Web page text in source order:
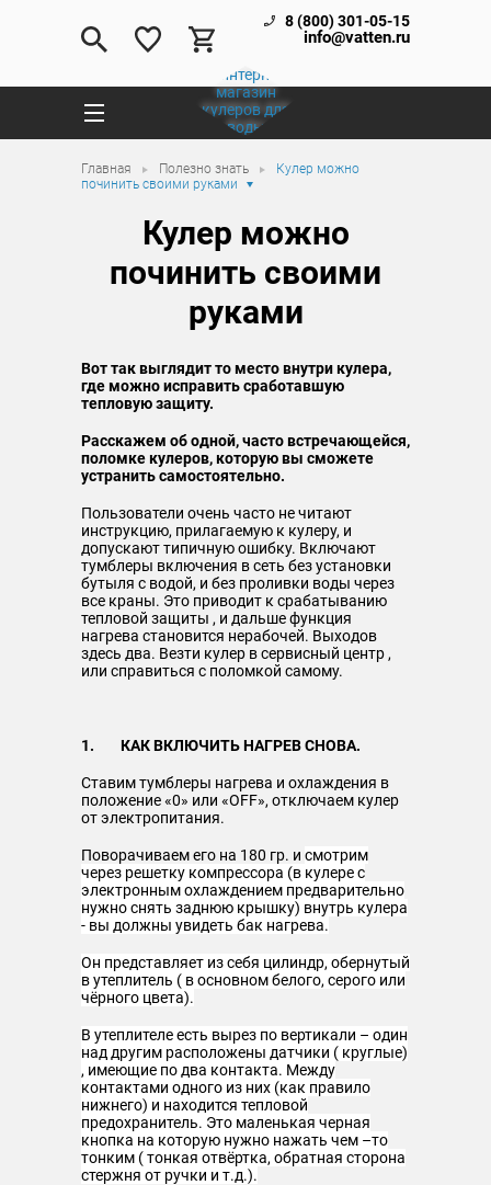
8 (800) 301-05-15
info@vatten.ru
Главная Полезно знать
Кулер можно
починить своими руками
Кулер можно
починить своими
руками
Вот так выглядит то место внутри кулера,
где можно исправить сработавшую
тепловую защиту.
Расскажем об одной, часто встречающейся,
поломке кулеров, которую вы сможете
устранить самостоятельно.
Пользователи очень часто не читают
инструкцию, прилагаемую к кулеру, и
допускают типичную ошибку. Включают
тумблеры включения в сеть без установки
бутыля с водой, и без проливки воды через
все краны. Это приводит к срабатыванию
тепловой защиты , и дальше функция
нагрева становится нерабочей. Выходов
здесь два. Везти кулер в сервисный центр ,
или справиться с поломкой самому.
1. КАК ВКЛЮЧИТЬ НАГРЕВ СНОВА.
Ставим тумблеры нагрева и охлаждения в
положение «0» или «OFF», отключаем кулер
от электропитания.
Поворачиваем его на 180 гр. и смотрим
через решетку компрессора (в кулере с
электронным охлаждением предварительно
нужно снять заднюю крышку) внутрь кулера
- вы должны увидеть бак нагрева.
Он представляет из себя цилиндр, обернутый
в утеплитель ( в основном белого, серого или
чёрного цвета).
В утеплителе есть вырез по вертикали – один
над другим расположены датчики ( круглые)
, имеющие по два контакта. Между
контактами одного из них (как правило
нижнего) и находится тепловой
предохранитель. Это маленькая черная
кнопка на которую нужно нажать чем –то
тонким ( тонкая отвёртка, обратная сторона
стержня от ручки и т.д.).